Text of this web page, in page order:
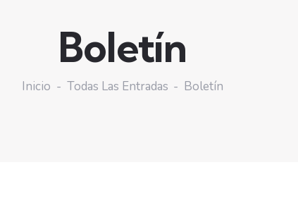
Boletín
Inicio Todas Las Entradas Boletín